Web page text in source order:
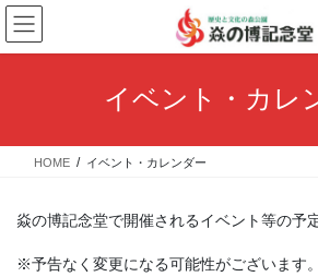
コ
ン
テ
ス
ナ
ビ
ゲ
ン
イベント・カレ
HOME イベント・カレンダー
焱の博記念堂で開催されるイベント等の予
※予告なく変更になる可能性がございます